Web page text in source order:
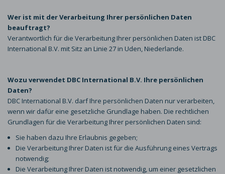
Wer ist mit der Verarbeitung Ihrer persönlichen Daten
beauftragt?
Verantwortlich für die Verarbeitung Ihrer persönlichen Daten ist DBC
International B.V. mit Sitz an Linie 27 in Uden, Niederlande.
Wozu verwendet DBC International B.V. Ihre persönlichen
Daten?
DBC International B.V. darf Ihre persönlichen Daten nur verarbeiten,
wenn wir dafür eine gesetzliche Grundlage haben. Die rechtlichen
Grundlagen für die Verarbeitung Ihrer persönlichen Daten sind:
Sie haben dazu Ihre Erlaubnis gegeben;
Die Verarbeitung Ihrer Daten ist für die Ausführung eines Vertrags
notwendig;
Die Verarbeitung Ihrer Daten ist notwendig, um einer gesetzlichen